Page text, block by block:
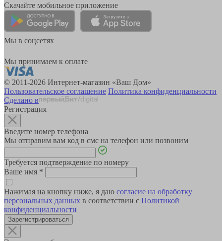
Скачайте мобильное приложение
Мы в соцсетях
Мы принимаем к оплате
© 2011-2026 Интернет-магазин «Ваш Дом»
Пользовательское соглашение Политика конфиденциальности
Сделано в
Регистрация
Введите номер телефона
Мы отправим вам код в смс на телефон или позвоним
Требуется подтверждение по номеру
Ваше имя *
Нажимая на кнопку ниже, я даю согласие на обработку
персональных данных в соответствии с Политикой
конфиденциальности
Зарегистрироваться